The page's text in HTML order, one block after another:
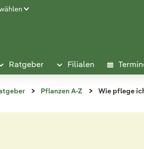
Ratgeber Filialen
Pflanzen A-Z Wie pflege